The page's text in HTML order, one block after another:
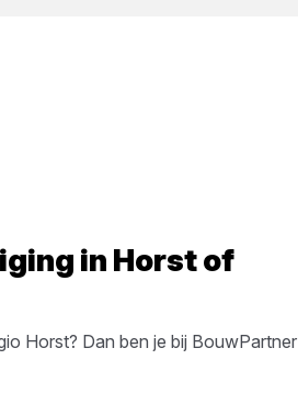
in Horstof
Horst? Dan ben je bij BouwPartner